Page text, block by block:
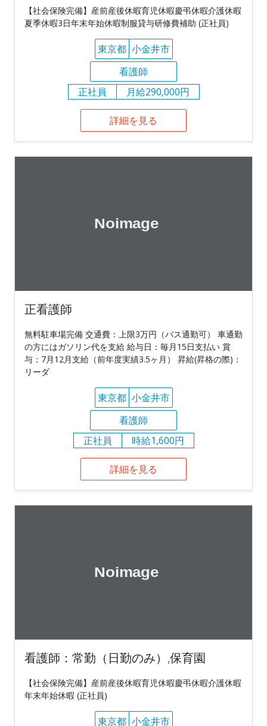
【社会保険完備】産前産後休暇育児休暇慶弔休暇介護休暇
夏季休暇3日年末年始休暇制服貸与研修費補助 (正社員)
東京都 小金井市
看護師
正社員
月給290,000円
詳細を見る
正看護師
無料駐車場完備 交通費：上限3万円（バス通勤可） 車通勤
の方にはガソリン代を支給 給与日：毎月15日支払い 賞
与：7月12月支給（前年度実績3.5ヶ月） 昇給(昇格の際)：
リーダ
東京都 小金井市
看護師
正社員
時給1,600円
詳細を見る
看護師：常勤（日勤のみ）,保育園
【社会保険完備】産前産後休暇育児休暇慶弔休暇介護休暇
年末年始休暇 (正社員)
東京都 小金井市